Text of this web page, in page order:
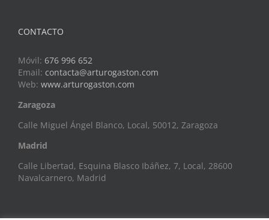
CONTACTO
Móvil: 676 996 652
Email: contacta@arturogaston.com
Web: www.arturogaston.com
Zaragoza
Calle Miguel Ángel Blanco, Local, 50012, Zaragoza
Madrid
Calle Libertad, Esquina Blasco Ibáñez, 7, Local, 28600
Navalcarnero, Madrid